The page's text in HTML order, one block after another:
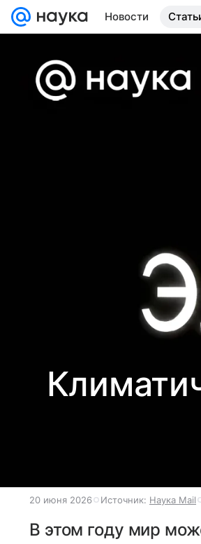
Новости
20 июня 2026 Источник: Наука Mail
В этом году мир